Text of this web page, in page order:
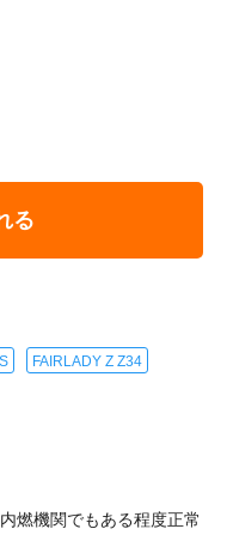
る
FAIRLADY Z Z34
燃機関でもある程度正常